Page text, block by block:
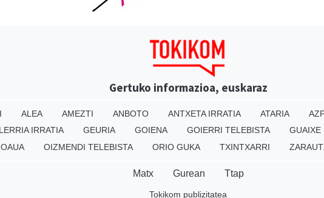
Gertuko informazioa, euskaraz
ALEA AMEZTI ANBOTO ANTXETA IRRATIA ATARIA
IRRATIA GEURIA GOIENA GOIERRI TELEBISTA GUAIXE
OIZMENDI TELEBISTA ORIO GUKA TXINTXARRI
Matx Gurean Ttap
Tokikom publizitatea